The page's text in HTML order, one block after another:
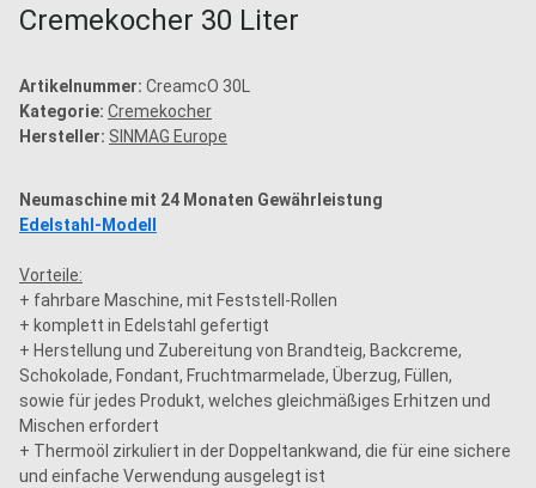
Cremekocher 30 Liter
Artikelnummer: CreamcO 30L
Kategorie: Cremekocher
Hersteller: SINMAG Europe
Neumaschine mit 24 Monaten Gewährleistung
Edelstahl-Modell
Vorteile:
+ fahrbare Maschine, mit Feststell-Rollen
+ komplett in Edelstahl gefertigt
+ Herstellung und Zubereitung von Brandteig, Backcreme,
Schokolade, Fondant, Fruchtmarmelade, Überzug, Füllen,
sowie für jedes Produkt, welches gleichmäßiges Erhitzen und
Mischen erfordert
+ Thermoöl zirkuliert in der Doppeltankwand, die für eine sichere
und einfache Verwendung ausgelegt ist